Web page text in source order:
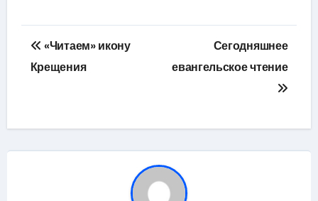
Навігація
записів
«Читаем» икону
Крещения
Сегодняшнее
евангельское чтение